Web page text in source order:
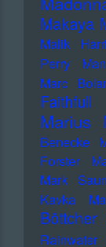
Makaya
Malik
Perry
Marc
Faithfull
Marius
Benecke
Forster
Mark
Kavka
Böttcher
Rainwater